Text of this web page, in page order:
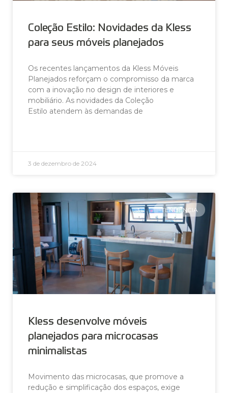
Coleção Estilo: Novidades da Kless
para seus móveis planejados
Os recentes lançamentos da Kless Móveis
Planejados reforçam o compromisso da marca
com a inovação no design de interiores e
mobiliário. As novidades da Coleção
Estilo atendem às demandas de
3 de dezembro de 2024
TENDÊNCIA
Kless desenvolve móveis
planejados para microcasas
minimalistas
Movimento das microcasas, que promove a
redução e simplificação dos espaços, exige